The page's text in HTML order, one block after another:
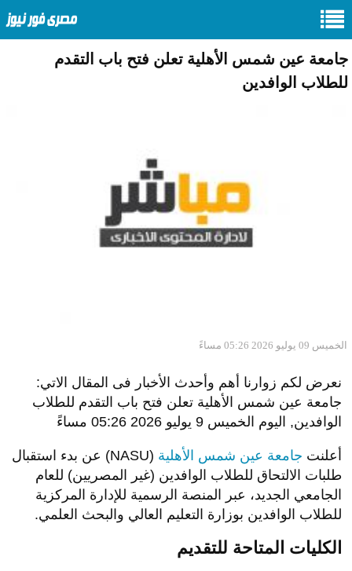
جامعة عين شمس الأهلية تعلن فتح باب التقدم
للطلاب الوافدين
الخميس 09 يوليو 2026 05:26 مساءً
نعرض لكم زوارنا أهم وأحدث الأخبار فى المقال الاتي:
جامعة عين شمس الأهلية تعلن فتح باب التقدم للطلاب
الوافدين, اليوم الخميس 9 يوليو 2026 05:26 مساءً
أعلنت جامعة عين شمس الأهلية
(NASU) عن بدء استقبال
طلبات الالتحاق للطلاب الوافدين (غير المصريين) للعام
الجامعي الجديد، عبر المنصة الرسمية للإدارة المركزية
للطلاب الوافدين بوزارة التعليم العالي والبحث العلمي.
الكليات المتاحة للتقديم